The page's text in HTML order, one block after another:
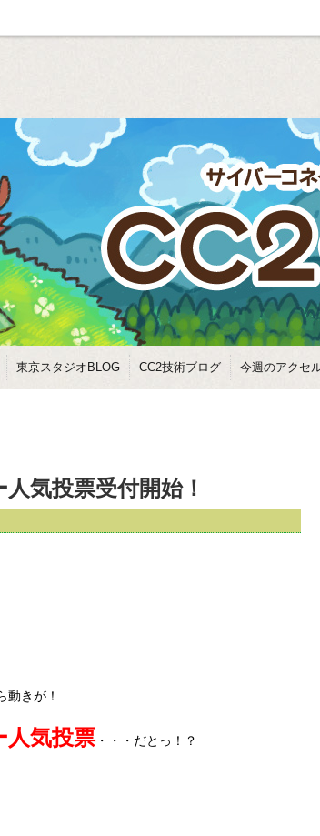
東京スタジオBLOG CC2技術ブログ 今週のアクセ
気投票受付開始！
動きが！
人気投票 ・・・だとっ！？